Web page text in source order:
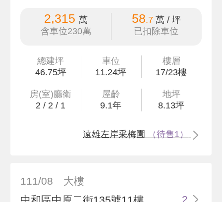
2,315 萬
含車位230萬
58.7萬 / 坪
已扣除車位
總建坪
46.75坪
車位
11.24坪
樓層
17/23樓
房(室)廳衛
2 / 2 / 1
屋齡
9.1年
地坪
8.13坪
遠雄左岸采梅園 （待售1）
111/08
大樓
中和區中原二街135號11樓
2